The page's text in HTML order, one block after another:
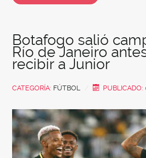
Botafogo salió
Río de Janeiro
recibir a Junior
CATEGORÍA: FÚTBOL PUBLICADO: